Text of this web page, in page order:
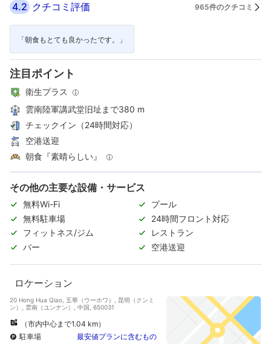
4.2 クチコミ評価 965件のクチコミ
「朝食もとても良かったです。」
注目ポイント
衛生プラス
雲南陸軍講武堂旧址まで380 m
チェックイン（24時間対応）
空港送迎
朝食『素晴らしい』
その他の主要な設備・サービス
無料Wi-Fi
プール
無料駐車場
24時間フロント対応
フィットネス/ジム
レストラン
バー
空港送迎
ロケーション
20 Hong Hua Qiao, 五華（ウーホワ）, 昆明（クンミ
ン）, 雲南（ユンナン）, 中国, 650031
（市内中心まで1.04 km）
駐車場
最安値プランに含むもの